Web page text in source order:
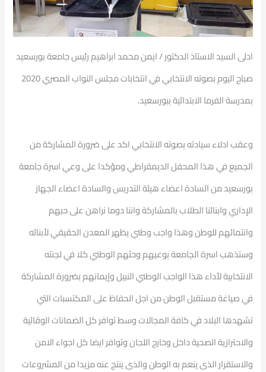
ادلى السيد الاستاذ الدكتور / ايمن محمد ابراهيم رئيس جامعة بورسعيد
صباح اليوم بصوته الانتخابي في انتخابات مجلس النواب المصري 2020
بمدرسة الفرما الابتدائية ببورسعيد.
وعقب ادلاء سيادته بصوته الانتخابي اكد على ضرورة المشاركة من
الجميع في هذا المحفل الديمقراطي ومؤكدا على وعي اسرة جامعة
بورسعيد من السادة اعضاء هيئة التدريس والسادة اعضاء الجهاز
الإداري وابنائنا الطلاب بالمشاركة واننا دوما نراهن على حبهم
وانتمائهم للوطن وهذا واجب وطني يظهر المعدن الحقيقي لأبنائه
وستذهب اسرة الجامعة بوعيهم وحثهم الوطني كلا في لجنته
الانتخابية لأداء هذا الواجب الوطني النبيل وإيمانهم بضرورة المشاركة
في صياغة مستقبل الوطن من اجل الحفاظ على المكتسبات التي
تشهدها البلاد في كافة المجالات وسط توافر كل الضمانات الوقائية
والاحترازية الصحية داخل وخارج اللجان وتوافر ايضا كل اجواء الامن
والاستقرار الذى ينعم به الوطن والذى ينتج عنه مزيدا من المشروعات